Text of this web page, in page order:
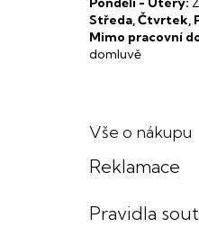
Středa, Čtvrtek,
Mimo pracovní
domluvě
Vše o nákupu
Reklamace
Pravidla